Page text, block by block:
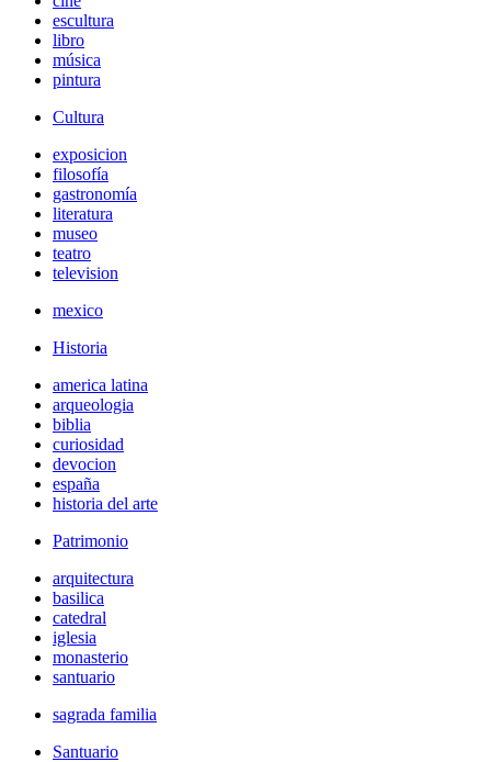
escultura
libro
música
pintura
Cultura
exposicion
filosofía
gastronomía
literatura
museo
teatro
television
mexico
Historia
america latina
arqueologia
biblia
curiosidad
devocion
españa
historia del arte
Patrimonio
arquitectura
basilica
catedral
iglesia
monasterio
santuario
sagrada familia
Santuario